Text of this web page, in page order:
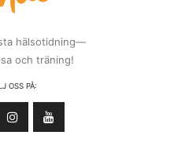
hälsotidning—
och träning!
OSS PÅ: